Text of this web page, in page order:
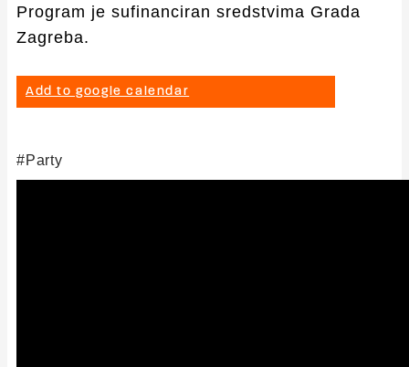
Program je sufinanciran sredstvima Grada
Zagreba.
Add to google calendar
Party